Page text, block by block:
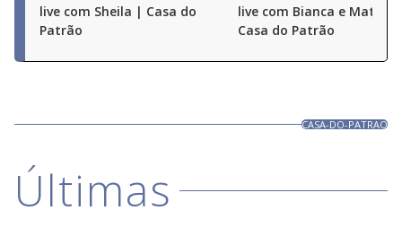
live com Sheila | Casa do
Patrão
live com Bianca e
Casa do Patrão
CASA-DO-PATRAO
Últimas